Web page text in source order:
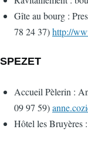
Gîte au bourg :
78 24 37)http://
SPEZET
Accueil Pèlerin :
09 97 59)
Hôtel les Bruyères